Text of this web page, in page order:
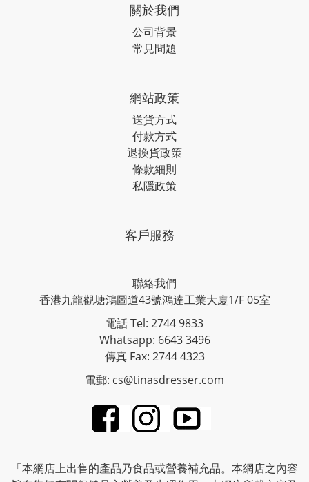
關於我們
公司背景
常見問題
網站政策
送貨方式
付款方式
退換貨政策
條款細則
私隱政策
客戶服務
聯絡我們
香港九龍觀塘鴻圖道43號鴻達工業大廈1/F 05室
電話 Tel: 2744 9833
Whatsapp: 6643 3496
傳真 Fax: 2744 4323
電郵: cs@tinasdresser.com
「本網店上出售的產品乃食品或營養補充品。本網店之內容